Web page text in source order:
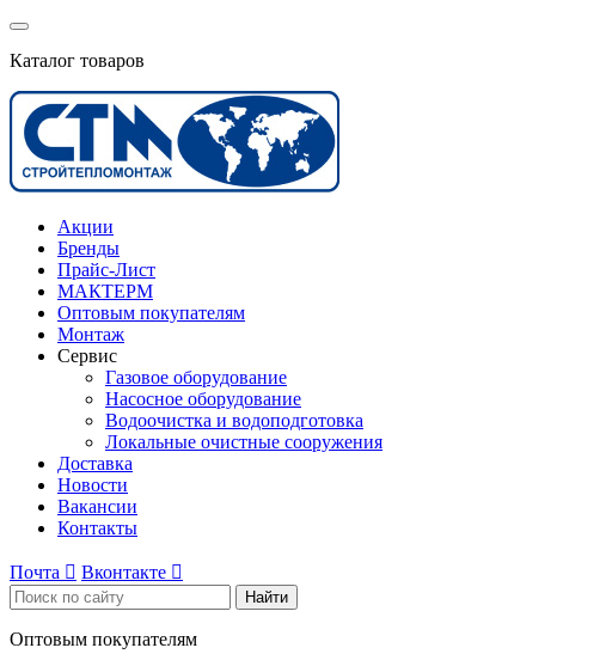
Каталог товаров
Акции
Бренды
Прайс-Лист
МАКТЕРМ
Оптовым покупателям
Монтаж
Сервис
Газовое оборудование
Насосное оборудование
Водоочистка и водоподготовка
Локальные очистные сооружения
Доставка
Новости
Вакансии
Контакты
Почта  Вконтакте 
Найти
Оптовым покупателям